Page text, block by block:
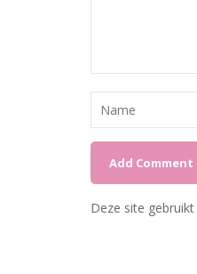
Deze site